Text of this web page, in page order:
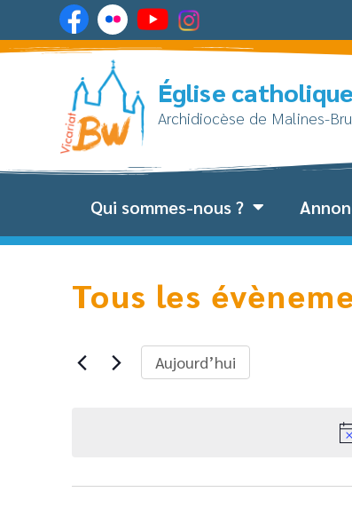
Église
Archidiocèse de Malines-
Qui sommes-nous ?
Tous les
Aujourd’hui